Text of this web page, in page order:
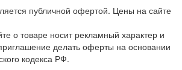
публичной офертой. Цены на сайте
о товаре носит рекламный характер и
делать оферты на основании
кодекса РФ.